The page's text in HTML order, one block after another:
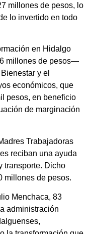
millones de pesos, lo
lo invertido en todo
en Hidalgo
millones de pesos—
y el
económicos, que
pesos, en beneficio
de marginación
Trabajadoras
reciban una ayuda
transporte. Dicho
millones de pesos.
Menchaca, 83
administración